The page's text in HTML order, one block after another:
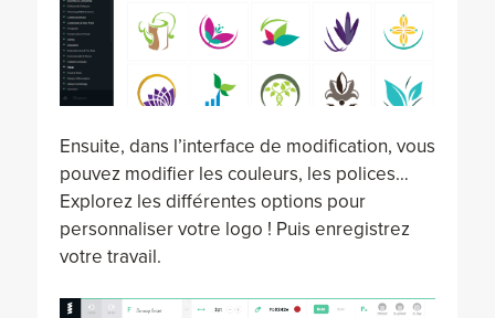
Ensuite, dans l’interface de modification, vous
pouvez modifier les couleurs, les polices…
Explorez les différentes options pour
personnaliser votre logo ! Puis enregistrez
votre travail.